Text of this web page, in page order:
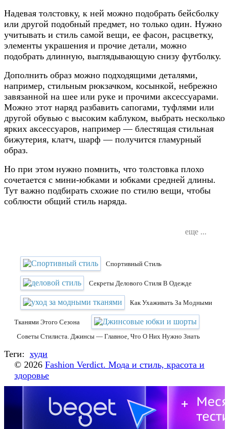
Надевая толстовку, к ней можно подобрать бейсболку
или другой подобный предмет, но только один. Нужно
учитывать и стиль самой вещи, ее фасон, расцветку,
элементы украшения и прочие детали, можно
подобрать длинную, выглядывающую снизу футболку.
Дополнить образ можно подходящими деталями,
например, стильным рюкзачком, косынкой, небрежно
завязанной на шее или руке и прочими аксессуарами.
Можно этот наряд разбавить сапогами, туфлями или
другой обувью с высоким каблуком, выбрать несколько
ярких аксессуаров, например — блестящая стильная
бижутерия, клатч, шарф — получится гламурный
образ.
Но при этом нужно помнить, что толстовка плохо
сочетается с мини-юбками и юбками средней длины.
Тут важно подбирать схожие по стилю вещи, чтобы
соблюсти общий стиль наряда.
еще ...
Спортивный Стиль
Секреты Делового Стиля В Одежде
Как Ухаживать За Модными
Тканями Этого Сезона
Советы Стилиста. Джинсы — Главное, Что О Них Нужно Знать
Теги: худи
© 2026 Fashion Verdict. Мода и стиль, красота и
здоровье